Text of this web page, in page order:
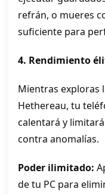
refrán, o mueres
suficiente para
4. Rendimiento
Mientras exploras
Hethereau, tu
calentará y
contra anomalías.
Poder ilimitado:
de tu PC para